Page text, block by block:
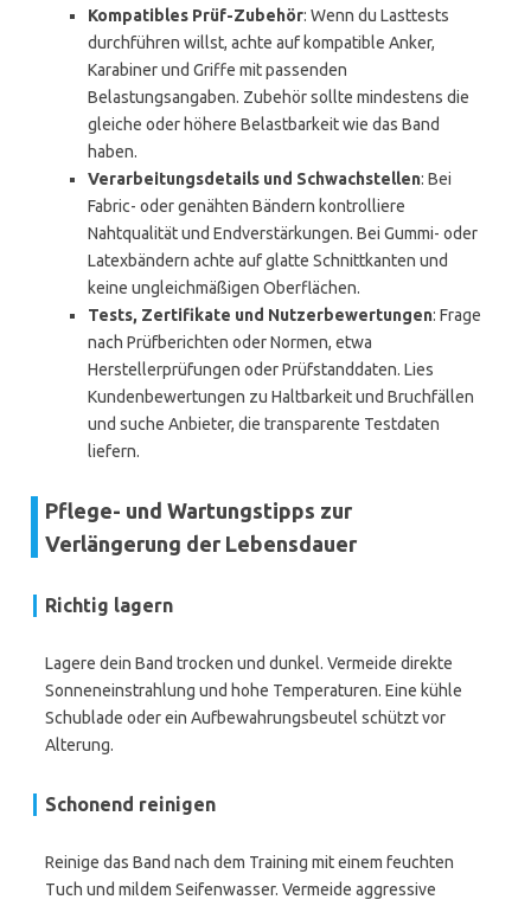
Kompatibles Prüf-Zubehör: Wenn du Lasttests
durchführen willst, achte auf kompatible Anker,
Karabiner und Griffe mit passenden
Belastungsangaben. Zubehör sollte mindestens die
gleiche oder höhere Belastbarkeit wie das Band
haben.
Verarbeitungsdetails und Schwachstellen: Bei
Fabric- oder genähten Bändern kontrolliere
Nahtqualität und Endverstärkungen. Bei Gummi- oder
Latexbändern achte auf glatte Schnittkanten und
keine ungleichmäßigen Oberflächen.
Tests, Zertifikate und Nutzerbewertungen: Frage
nach Prüfberichten oder Normen, etwa
Herstellerprüfungen oder Prüfstanddaten. Lies
Kundenbewertungen zu Haltbarkeit und Bruchfällen
und suche Anbieter, die transparente Testdaten
liefern.
Pflege- und Wartungstipps zur
Verlängerung der Lebensdauer
Richtig lagern
Lagere dein Band trocken und dunkel. Vermeide direkte
Sonneneinstrahlung und hohe Temperaturen. Eine kühle
Schublade oder ein Aufbewahrungsbeutel schützt vor
Alterung.
Schonend reinigen
Reinige das Band nach dem Training mit einem feuchten
Tuch und mildem Seifenwasser. Vermeide aggressive